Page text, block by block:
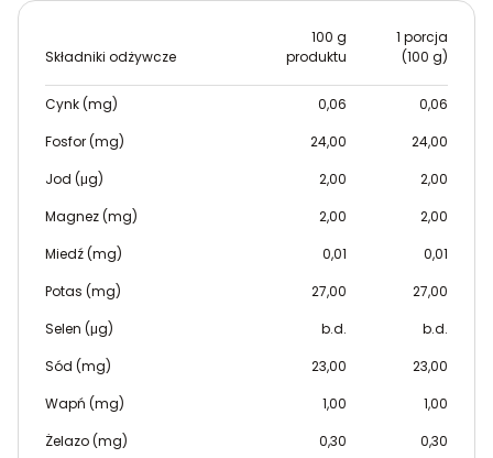
Składniki odżywcze
100 g
produktu
1 porcja
(100 g)
Cynk (mg) 0,06
0,06
Fosfor (mg)
24,00
24,00
Jod (μg)
2,00
2,00
Magnez (mg)
2,00
2,00
Miedź (mg)
0,01
0,01
Potas (mg)
27,00
27,00
Selen (μg)
b.d.
b.d.
Sód (mg)
23,00
23,00
Wapń (mg)
1,00
1,00
Żelazo (mg)
0,30
0,30